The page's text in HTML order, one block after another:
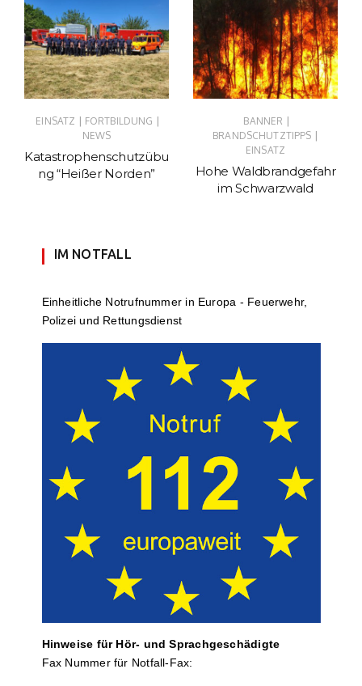
EINSATZ | FORTBILDUNG |
NEWS
Katastrophenschutzübu
ng “Heißer Norden”
BANNER |
BRANDSCHUTZTIPPS |
EINSATZ
Hohe Waldbrandgefahr
im Schwarzwald
IM NOTFALL
Einheit­li­che Notruf­num­mer in Europa - Feuerwehr,
Polizei und Rettungs­dienst
Hinweise für Hör- und Sprach­ge­schä­digte
Fax Nummer für Notfall-Fax: